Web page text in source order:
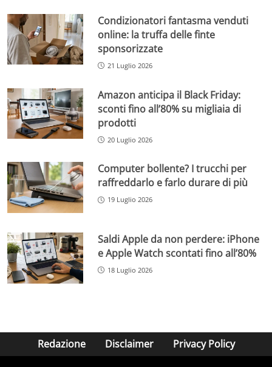
Condizionatori fantasma venduti
online: la truffa delle finte
sponsorizzate
21 Luglio 2026
Amazon anticipa il Black Friday:
sconti fino all’80% su migliaia di
prodotti
20 Luglio 2026
Computer bollente? I trucchi per
raffreddarlo e farlo durare di più
19 Luglio 2026
Saldi Apple da non perdere: iPhone
e Apple Watch scontati fino all’80%
18 Luglio 2026
Redazione Disclaimer Privacy Policy